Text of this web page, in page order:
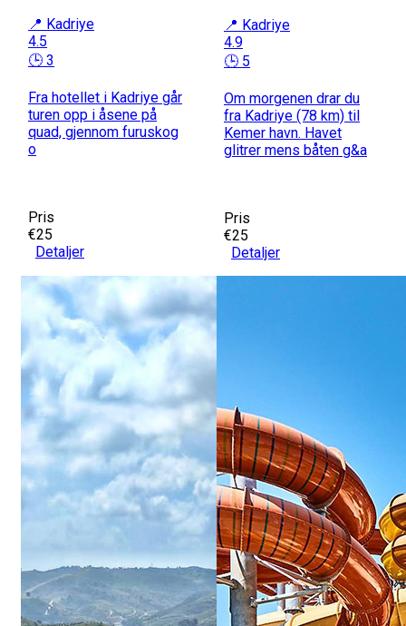
📍 Kadriye
4.5
🕒 3
Fra hotellet i Kadriye går
turen opp i åsene på
quad, gjennom furuskog
o
Pris
€25
Detaljer
📍 Kadriye
4.9
🕒 5
Om morgenen drar du
fra Kadriye (78 km) til
Kemer havn. Havet
glitrer mens båten g&a
Pris
€25
Detaljer